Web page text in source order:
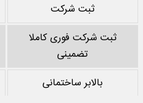
ثبت شرکت
ثبت شرکت فوری کاملا
تضمینی
بالابر ساختمانی